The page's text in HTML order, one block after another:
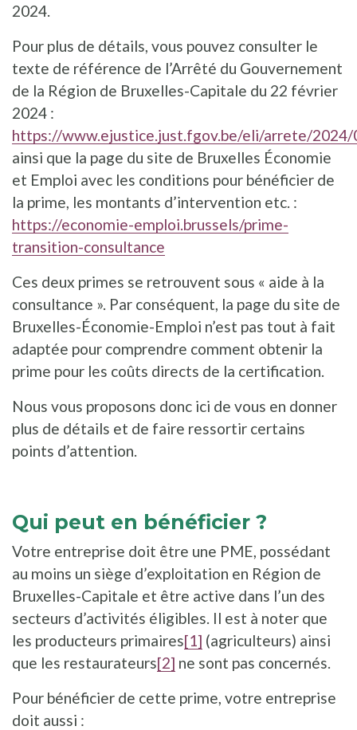
2024.
Pour plus de détails, vous pouvez consulter le
texte de référence de l’Arrêté du Gouvernement
de la Région de Bruxelles-Capitale du 22 février
2024 :
https://www.ejustice.just.fgov.be/eli/arrete/
ainsi que la page du site de Bruxelles Économie
et Emploi avec les conditions pour bénéficier de
la prime, les montants d’intervention etc. :
https://economie-emploi.brussels/prime-
transition-consultance
Ces deux primes se retrouvent sous « aide à la
consultance ». Par conséquent, la page du site de
Bruxelles-Économie-Emploi n’est pas tout à fait
adaptée pour comprendre comment obtenir la
prime pour les coûts directs de la certification.
Nous vous proposons donc ici de vous en donner
plus de détails et de faire ressortir certains
points d’attention.
Qui peut en bénéficier ?
Votre entreprise doit être une PME, possédant
au moins un siège d’exploitation en Région de
Bruxelles-Capitale et être active dans l’un des
secteurs d’activités éligibles. Il est à noter que
les producteurs primaires[1] (agriculteurs) ainsi
que les restaurateurs[2] ne sont pas concernés.
Pour bénéficier de cette prime, votre entreprise
doit aussi :